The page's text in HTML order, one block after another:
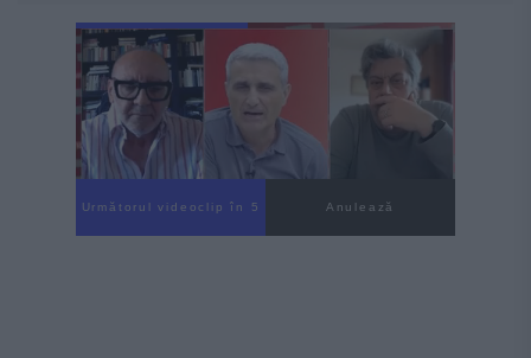
Următorul videoclip în 3 Anulează